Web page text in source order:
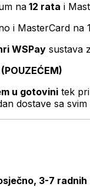
na 12 rata i
i MasterCard na
WSPay sustava
u gotovini tek
dostave sa svim
3-7 radnih